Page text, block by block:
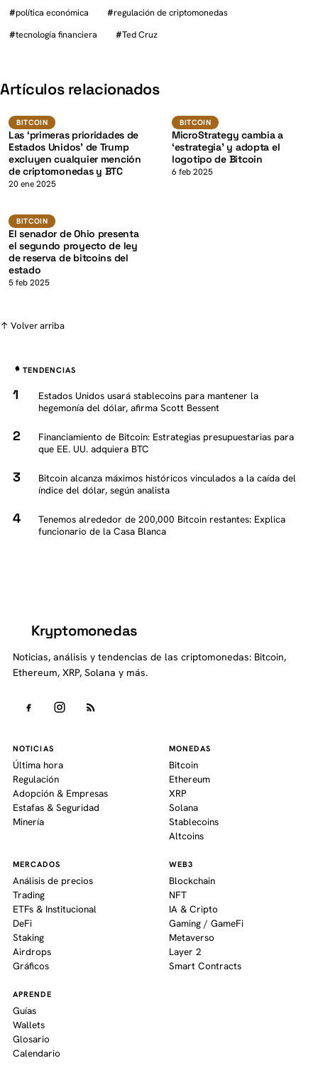
#política económica #regulación de criptomonedas
#tecnología financiera #Ted Cruz
Artículos relacionados
BITCOIN K
BITCOIN
Las ‘primeras prioridades de
Estados Unidos’ de Trump
excluyen cualquier mención
de criptomonedas y BTC
20 ene 2025
BITCOIN
BITCOIN
MicroStrategy cambia a
‘estrategia’ y adopta el
logotipo de Bitcoin
6 feb 2025
K
BITCOIN
El senador de Ohio presenta
el segundo proyecto de ley
de reserva de bitcoins del
estado
5 feb 2025
↑ Volver arriba
TENDENCIAS
Estados Unidos usará stablecoins para mantener la
hegemonía del dólar, afirma Scott Bessent
Financiamiento de Bitcoin: Estrategias presupuestarias para
que EE. UU. adquiera BTC
Bitcoin alcanza máximos históricos vinculados a la caída del
índice del dólar, según analista
Tenemos alrededor de 200,000 Bitcoin restantes: Explica
funcionario de la Casa Blanca
Kryptomonedas
Noticias, análisis y tendencias de las criptomonedas: Bitcoin,
Ethereum, XRP, Solana y más.
NOTICIAS
Última hora
Regulación
Adopción & Empresas
Estafas & Seguridad
Minería
MONEDAS
Bitcoin
Ethereum
XRP
Solana
Stablecoins
Altcoins
MERCADOS
Análisis de precios
Trading
ETFs & Institucional
DeFi
Staking
Airdrops
Gráficos
WEB3
Blockchain
NFT
IA & Cripto
Gaming / GameFi
Metaverso
Layer 2
Smart Contracts
APRENDE
Guías
Wallets
Glosario
Calendario